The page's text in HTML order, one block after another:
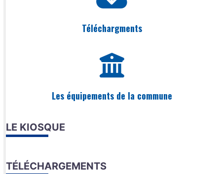
Téléchargments
Les équipements de la commune
LE KIOSQUE
TÉLÉCHARGEMENTS